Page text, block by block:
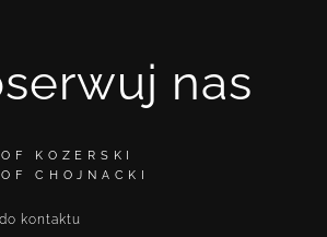
nas
KOZERSKI
CHOJNACKI
kontaktu